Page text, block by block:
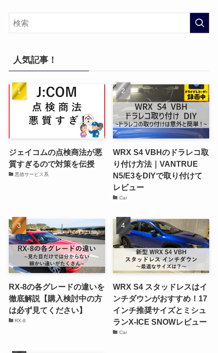
人気記事！
ジェイコムの点検商法が悪
質すぎるので対策を伝授
悪徳サービス系
WRX S4 VBHのドラレコ取
り付け方法｜VANTRUE
N5/E3をDIYで取り付けて
レビュー
Car
RX-8の各グレードの違いを
徹底解説【購入検討中の方
は必ず見てください】
RX-8
WRX S4 スタッドレスはイ
ンチダウンがおすすめ！17
インチ推奨サイズとミシュ
ランX-ICE SNOWレビュー
Car